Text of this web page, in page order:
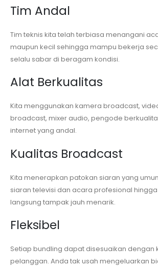
Tim Andal
Tim teknis kita telah terbiasa menangani
maupun kecil sehingga mampu bekerja
selalu sabar di beragam kondisi.
Alat Berkualitas
Kita menggunakan kamera broadcast,
broadcast, mixer audio, pengode
internet yang andal.
Kualitas Broadcast
Kita menerapkan patokan siaran yang
siaran televisi dan acara profesional
langsung tampak jauh menarik.
Fleksibel
Setiap bundling dapat disesuaikan dengan
pelanggan. Anda tak usah mengeluarkan